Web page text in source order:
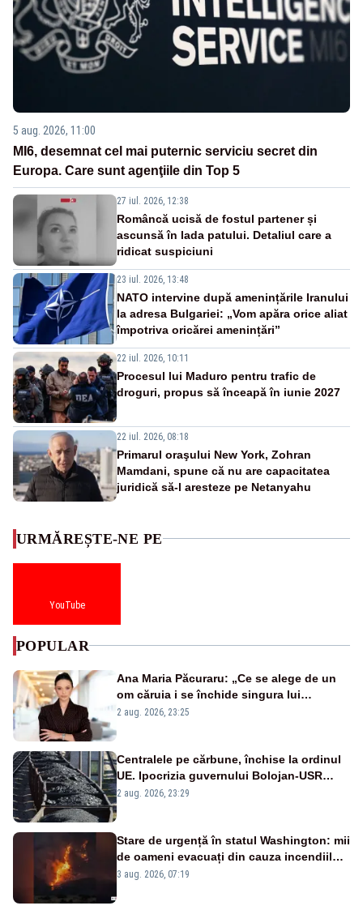
5 aug. 2026, 11:00
MI6, desemnat cel mai puternic serviciu secret din
Europa. Care sunt agenţiile din Top 5
27 iul. 2026, 12:38
Româncă ucisă de fostul partener și
ascunsă în lada patului. Detaliul care a
ridicat suspiciuni
23 iul. 2026, 13:48
NATO intervine după amenințările Iranului
la adresa Bulgariei: „Vom apăra orice aliat
împotriva oricărei amenințări”
22 iul. 2026, 10:11
Procesul lui Maduro pentru trafic de
droguri, propus să înceapă în iunie 2027
22 iul. 2026, 08:18
Primarul oraşului New York, Zohran
Mamdani, spune că nu are capacitatea
juridică să-l aresteze pe Netanyahu
URMĂREȘTE-NE PE
YouTube
POPULAR
Ana Maria Păcuraru: „Ce se alege de un
om căruia i se închide singura lui
portiță?”
2 aug. 2026, 23:25
Centralele pe cărbune, închise la ordinul
UE. Ipocrizia guvernului Bolojan-USR
după starea de alertă
2 aug. 2026, 23:29
Stare de urgență în statul Washington: mii
de oameni evacuați din cauza incendiilor
puternice de vegetație
3 aug. 2026, 07:19